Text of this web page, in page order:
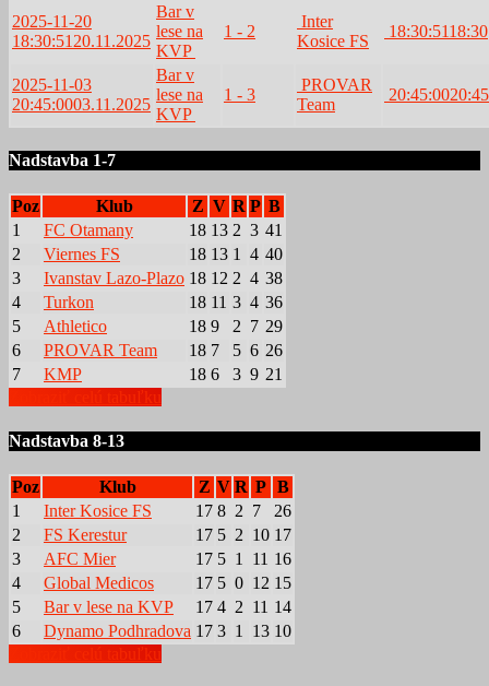
2025-11-20
18:30:51 20.11.2025
Bar v
lese na
KVP
1 - 2
Inter
Kosice FS
18:30:5118:30
2025-11-03
20:45:0003.11.2025
Bar v
lese na
KVP
1 - 3
PROVAR
Team
20:45:0020:45
Nadstavba 1-7
Poz Klub Z V R P B
1
FC Otamany 18 13 2 3 41
2
Viernes FS 18 13 1 4 40
3
Ivanstav Lazo-Plazo 18 12 2 4 38
4
Turkon 18 11 3 4 36
5
Athletico 18 9 2 7 29
6
PROVAR Team 18 7 5 6 26
7
KMP 18 6 3 9 21
Nadstavba 8-13
Poz Klub Z V R P B
1
Inter Kosice FS 17 8 2 7
26
2
FS Kerestur 17 5 2 10 17
3
AFC Mier 17 5 1 11 16
4
Global Medicos 17 5 0 12 15
5
Bar v lese na KVP 17 4 2 11 14
6
Dynamo Podhradova 17 3 1 13 10